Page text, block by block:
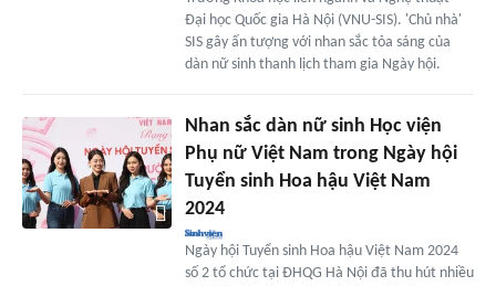
Đại học Quốc gia Hà Nội (VNU-SIS). 'Chủ nhà'
SIS gây ấn tượng với nhan sắc tỏa sáng của
dàn nữ sinh thanh lịch tham gia Ngày hội.
Nhan sắc dàn nữ sinh Học viện
Phụ nữ Việt Nam trong Ngày hội
Tuyển sinh Hoa hậu Việt Nam
2024
Ngày hội Tuyển sinh Hoa hậu Việt Nam 2024
số 2 tổ chức tại ĐHQG Hà Nội đã thu hút nhiều